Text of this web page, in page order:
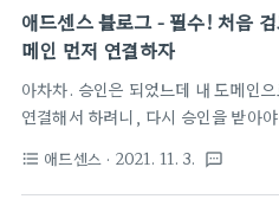
못해서 입력은 못하지만, 우편 수령..
버 웹마스터 도구 등록도 해 둔다.
https://
어드바이저 네이버 서치어드바이저와
사이트를 성장시켜보세요
searchadvisor.naver.com 여기에
터 도구에서 자신의 도메인을 등록하
애드센스 블로그 - 필수! 처음
메인 먼저 연결하자
아차차. 승인은 되었느데 내 도메인
연결해서 하려니, 다시 승인을 받아
데 처음 부터 여기를 자기 도메인에 연
청을 했었어야 한다. 요청이 거부 되
format_list_bulleted 애드센스 · 2021. 11. 3. textsms